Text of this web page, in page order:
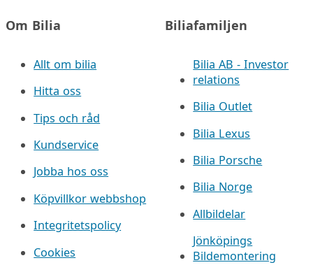
Om Bilia
Allt om bilia
Hitta oss
Tips och råd
Kundservice
Jobba hos oss
Köpvillkor webbshop
Integritetspolicy
Cookies
Biliafamiljen
Bilia AB - Investor
relations
Bilia Outlet
Bilia Lexus
Bilia Porsche
Bilia Norge
Allbildelar
Jönköpings
Bildemontering